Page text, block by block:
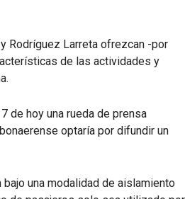
Rodríguez Larreta ofrezcan -por
de las actividades y
de hoy una rueda de prensa
optaría por difundir un
una modalidad de aislamiento